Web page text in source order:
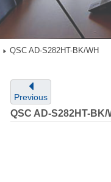
QSC AD-S282HT-BK/WH
Previous
QSC AD-S282HT-BK/